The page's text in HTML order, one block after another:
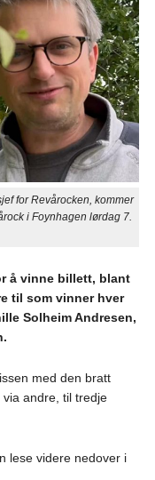
for Revårocken, kommer
i Foynhagen lørdag 7.
å vinne billett, blant
til som vinner hver
Solheim Andresen,
med den bratt
andre, til tredje
lese videre nedover i